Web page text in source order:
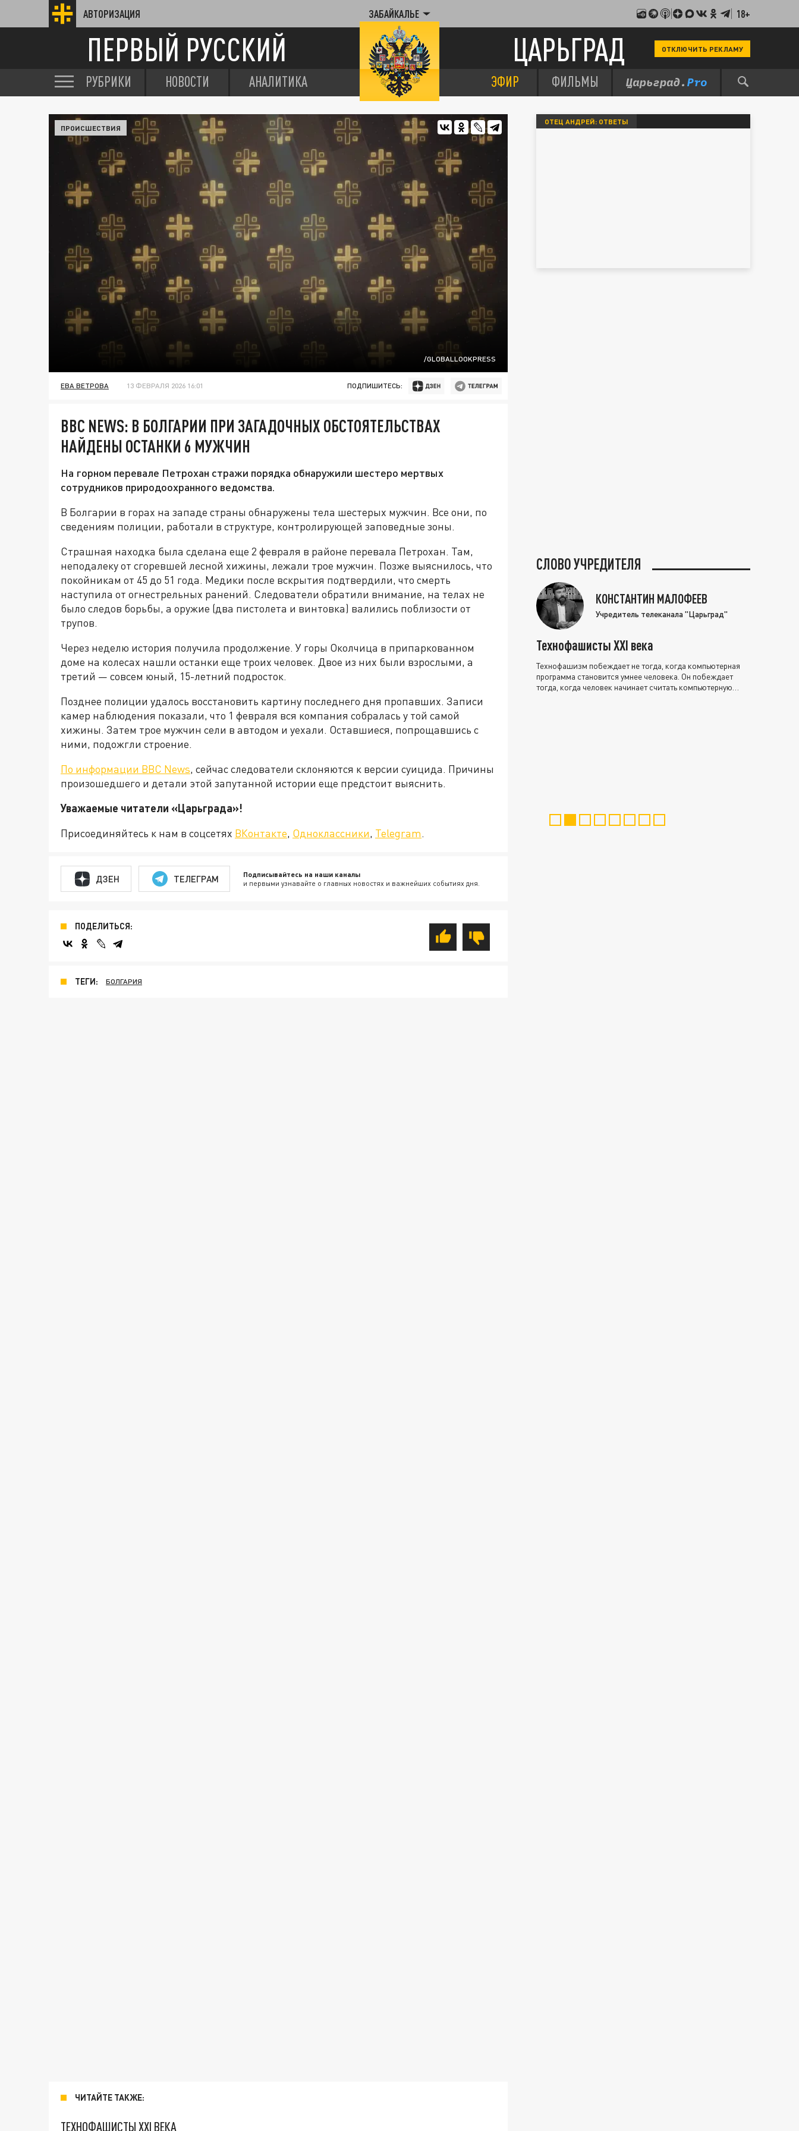
АВТОРИЗАЦИЯ ЗАБАЙКАЛЬЕ 18+
ПЕРВЫЙ РУССКИЙ ЦАРЬГРАД ОТКЛЮЧИТЬ РЕКЛАМУ
РУБРИКИ НОВОСТИ АНАЛИТИКА ЭФИР ФИЛЬМЫ
/GLOBALLOOKPRESS
ПРОИСШЕСТВИЯ
ЕВА ВЕТРОВА 13 ФЕВРАЛЯ 2026 16:01 ПОДПИШИТЕСЬ:
BBC NEWS: В БОЛГАРИИ ПРИ ЗАГАДОЧНЫХ ОБСТОЯТЕЛЬСТВАХ
НАЙДЕНЫ ОСТАНКИ 6 МУЖЧИН
На горном перевале Петрохан стражи порядка обнаружили шестеро мертвых
сотрудников природоохранного ведомства.
В Болгарии в горах на западе страны обнаружены тела шестерых мужчин. Все они, по
сведениям полиции, работали в структуре, контролирующей заповедные зоны.
Страшная находка была сделана еще 2 февраля в районе перевала Петрохан. Там,
неподалеку от сгоревшей лесной хижины, лежали трое мужчин. Позже выяснилось, что
покойникам от 45 до 51 года. Медики после вскрытия подтвердили, что смерть
наступила от огнестрельных ранений. Следователи обратили внимание, на телах не
было следов борьбы, а оружие (два пистолета и винтовка) валились поблизости от
трупов.
Через неделю история получила продолжение. У горы Околчица в припаркованном
доме на колесах нашли останки еще троих человек. Двое из них были взрослыми, а
третий — совсем юный, 15-летний подросток.
Позднее полиции удалось восстановить картину последнего дня пропавших. Записи
камер наблюдения показали, что 1 февраля вся компания собралась у той самой
хижины. Затем трое мужчин сели в автодом и уехали. Оставшиеся, попрощавшись с
ними, подожгли строение.
По информации BBC News, сейчас следователи склоняются к версии суицида. Причины
произошедшего и детали этой запутанной истории еще предстоит выяснить.
Уважаемые читатели «Царьграда»!
Присоединяйтесь к нам в соцсетях ВКонтакте, Одноклассники, Telegram.
ДЗЕН ТЕЛЕГРАМ Подписывайтесь на наши каналы
и первыми узнавайте о главных новостях и важнейших событиях дня.
ПОДЕЛИТЬСЯ:
ТЕГИ: БОЛГАРИЯ
ЧИТАЙТЕ ТАКЖЕ:
ТЕХНОФАШИСТЫ XXI ВЕКА
ОТЕЦ АНДРЕЙ: ОТВЕТЫ
СЛОВО УЧРЕДИТЕЛЯ
КОНСТАНТИН МАЛОФЕЕВ
Учредитель телеканала "Царьград"
Технофашисты XXI века
Технофашизм побеждает не тогда, когда компьютерная
программа становится умнее человека. Он побеждает
тогда, когда человек начинает считать компьютерную